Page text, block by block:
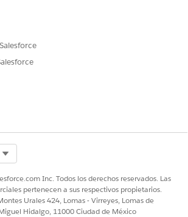
Inc. Todos los derechos reservados. Las
pertenecen a sus respectivos propietarios.
Urales 424, Lomas - Virreyes, Lomas de
Hidalgo, 11000 Ciudad de México